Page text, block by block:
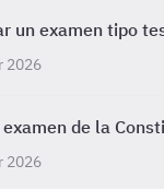
un examen tipo
2026
de la
2026